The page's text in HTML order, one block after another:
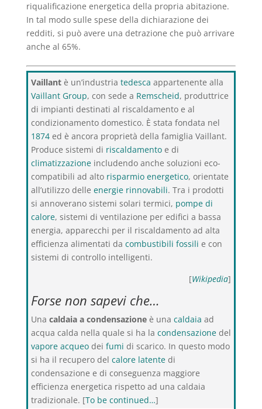
riqualificazione energetica della propria abitazione.
In tal modo sulle spese della dichiarazione dei
redditi, si può avere una detrazione che può arrivare
anche al 65%.
Vaillantè un’industria tedesca appartenente alla
Vaillant Group, con sede a Remscheid, produttrice
di impianti destinati al riscaldamento e al
condizionamento domestico. È stata fondata nel
1874ed è ancora proprietà della famiglia Vaillant.
Produce sistemi di riscaldamentoe di
climatizzazioneincludendo anche soluzioni eco-
compatibili ad alto risparmio energetico, orientate
all’utilizzo delle energie rinnovabili. Tra i prodotti
si annoverano sistemi solari termici, pompe di
calore, sistemi di ventilazione per edifici a bassa
energia, apparecchi per il riscaldamento ad alta
efficienza alimentati da combustibili fossili e con
sistemi di controllo intelligenti.
[Wikipedia]
Forse non sapevi che…
Una caldaia a condensazioneè una caldaia ad
acqua calda nella quale si ha la condensazionedel
vapore acqueodei fumi di scarico. In questo modo
si ha il recupero del calore latentedi
condensazione e di conseguenza maggiore
efficienza energetica rispetto ad una caldaia
tradizionale. [To be continued…]